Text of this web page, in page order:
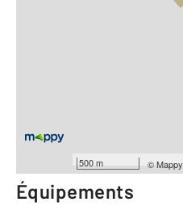
500 m ©Mappy
Année construction : 2021
Équipements